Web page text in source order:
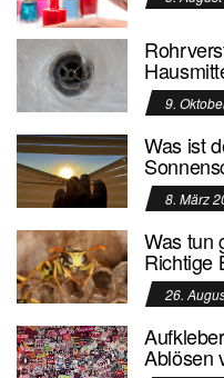
9.
Was ist
8. März
Was tun
Richtige
26.
Ablösen